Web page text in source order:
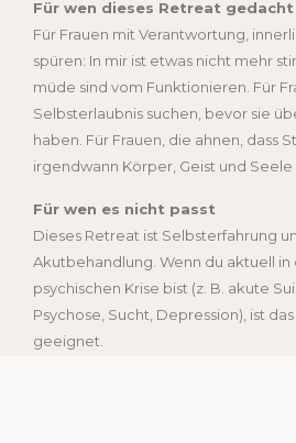
Für wen dieses Retreat
Für Frauen mit Verantwortung,
spüren: In mir ist etwas nicht mehr
müde sind vom Funktionieren. Für
Selbsterlaubnis suchen, bevor sie
haben. Für Frauen, die ahnen, dass
irgendwann Körper, Geist und
Für wen es nicht passt
Dieses Retreat ist Selbsterfahrung
Akutbehandlung. Wenn du aktuell in
psychischen Krise bist (z. B. akute
Psychose, Sucht, Depression), ist
geeignet.